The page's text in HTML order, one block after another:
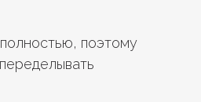
поэтому